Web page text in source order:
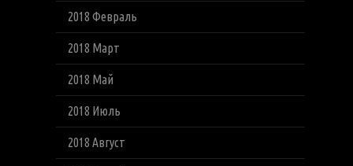
2018 Февраль
2018 Март
2018 Май
2018 Июль
2018 Август